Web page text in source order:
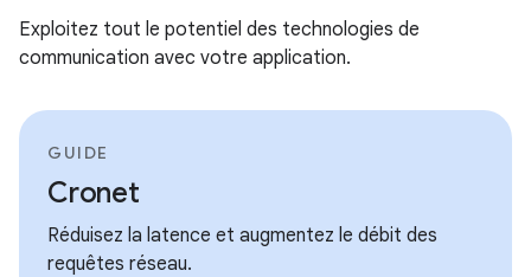
Exploitez tout le potentiel des technologies de
communication avec votre application.
GUIDE
Cronet
Réduisez la latence et augmentez le débit des
requêtes réseau.